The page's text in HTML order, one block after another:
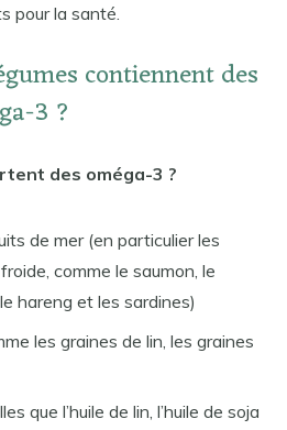
pour la santé.
contiennent des
3 ?
des oméga-3 ?
de mer (en particulier les
comme le saumon, le
hareng et les sardines)
les graines de lin, les graines
que l’huile de lin, l’huile de soja